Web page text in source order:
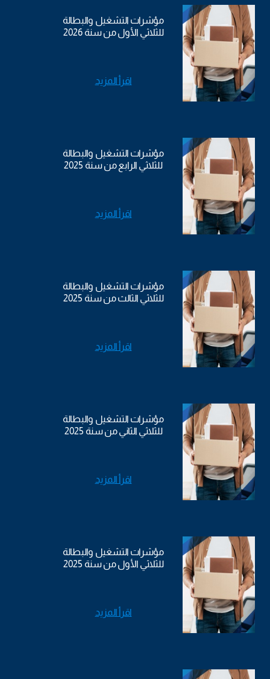
مؤشرات التشغيل والبطالة
للثلاثي الأول من سنة 2026
اقرأ المزيد
مؤشرات التشغيل والبطالة
للثلاثي الرابع من سنة 2025
اقرأ المزيد
مؤشرات التشغيل والبطالة
للثلاثي الثالث من سنة 2025
اقرأ المزيد
مؤشرات التشغيل والبطالة
للثلاثي الثاني من سنة 2025
اقرأ المزيد
مؤشرات التشغيل والبطالة
للثلاثي الأول من سنة 2025
اقرأ المزيد